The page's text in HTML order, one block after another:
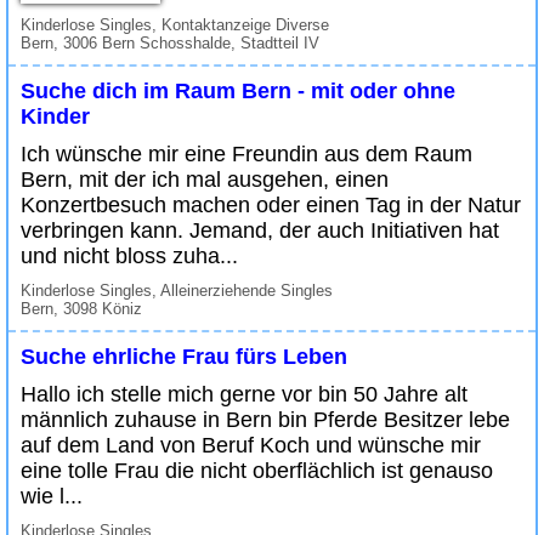
Kinderlose Singles, Kontaktanzeige Diverse
Bern, 3006 Bern Schosshalde, Stadtteil IV
Suche dich im Raum Bern - mit oder ohne
Kinder
Ich wünsche mir eine Freundin aus dem Raum
Bern, mit der ich mal ausgehen, einen
Konzertbesuch machen oder einen Tag in der Natur
verbringen kann. Jemand, der auch Initiativen hat
und nicht bloss zuha...
Kinderlose Singles, Alleinerziehende Singles
Bern, 3098 Köniz
Suche ehrliche Frau fürs Leben
Hallo ich stelle mich gerne vor bin 50 Jahre alt
männlich zuhause in Bern bin Pferde Besitzer lebe
auf dem Land von Beruf Koch und wünsche mir
eine tolle Frau die nicht oberflächlich ist genauso
wie l...
Kinderlose Singles